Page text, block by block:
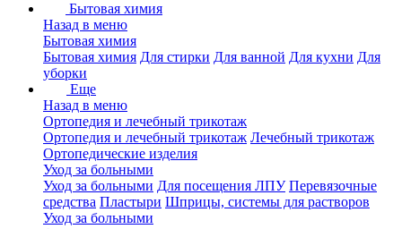
Бытовая химия
Назад в меню
Бытовая химия
Бытовая химия Для стирки Для ванной Для кухни Для
уборки
Еще
Назад в меню
Ортопедия и лечебный трикотаж
Ортопедия и лечебный трикотаж Лечебный трикотаж
Ортопедические изделия
Уход за больными
Уход за больными Для посещения ЛПУ Перевязочные
средства Пластыри Шприцы, системы для растворов
Уход за больными